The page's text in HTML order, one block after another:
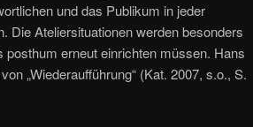
und das Publikum in jeder
Die Ateliersituationen werden besonders
posthum erneut einrichten müssen. Hans
„Wiederaufführung“ (Kat. 2007, s.o., S.